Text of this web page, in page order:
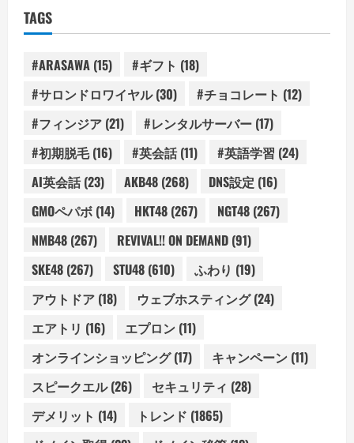
TAGS
#ARASAWA (15) #ギフト (18)
#サロンドロワイヤル(30) #チョコレート (12)
#フィンジア (21) #レンタルサーバー (17)
#初期脱毛(16) #英会話(11) #英語学習 (24)
AI英会話(23) AKB48 (268) DNS設定 (16)
GMOペパボ (14) HKT48 (267) NGT48 (267)
NMB48 (267) REVIVAL!! ON DEMAND (91)
SKE48 (267) STU48 (610) ふわり (19)
アウトドア (18) ウェブホスティング(24)
エアトリ (16) エプロン (11)
オンラインショッピング(17) キャンペーン (11)
スピークエル(26) セキュリティ (28)
デメリット (14) トレンド (1865)